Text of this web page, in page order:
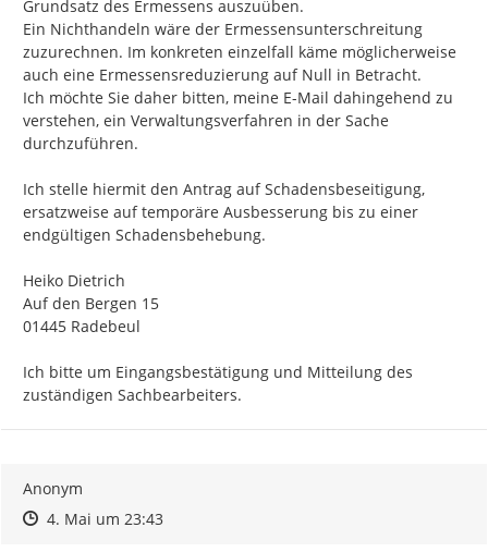
Grundsatz des Ermessens auszuüben.
Ein Nichthandeln wäre der Ermessensunterschreitung
zuzurechnen. Im konkreten einzelfall käme möglicherweise
auch eine Ermessensreduzierung auf Null in Betracht.
Ich möchte Sie daher bitten, meine E-Mail dahingehend zu
verstehen, ein Verwaltungsverfahren in der Sache
durchzuführen.
Ich stelle hiermit den Antrag auf Schadensbeseitigung,
ersatzweise auf temporäre Ausbesserung bis zu einer
endgültigen Schadensbehebung.
Heiko Dietrich
Auf den Bergen 15
01445 Radebeul
Ich bitte um Eingangsbestätigung und Mitteilung des
zuständigen Sachbearbeiters.
Anonym
Zeitpunkt des Erstellens
Zeitpunkt des Erstellens
4. Mai um 23:43Zur Äußerung